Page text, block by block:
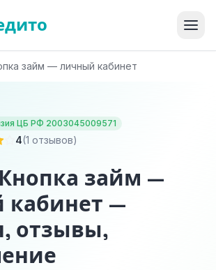
займ — личный кабинет
ЦБ РФ 2003045009571
4(1 отзывов)
займ —
—
отзывы,